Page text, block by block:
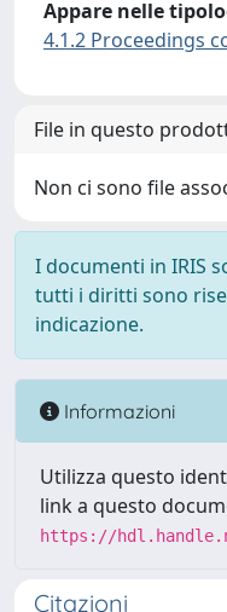
Appare nelle
4.1.2 Proceedings
File in questo
Non ci sono file
I documenti in IRIS
tutti i diritti sono
indicazione.
Informazioni
Utilizza questo
link a questo
https://
Citazioni